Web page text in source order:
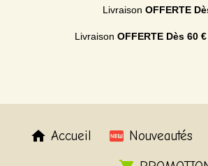
Livraison OFFERTE
Livraison OFFERTE Dès 60 €
Accueil Nouveautés